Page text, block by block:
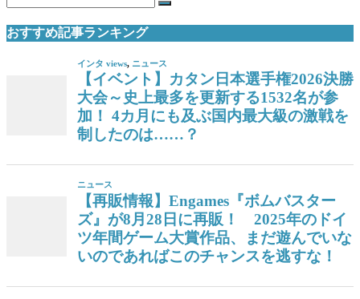
おすすめ記事ランキング
インタ views, ニュース
【イベント】カタン日本選手権2026決勝
大会～史上最多を更新する1532名が参
加！ 4カ月にも及ぶ国内最大級の激戦を
制したのは……？
ニュース
【再販情報】Engames『ボムバスター
ズ』が8月28日に再販！ 2025年のドイ
ツ年間ゲーム大賞作品、まだ遊んでいな
いのであればこのチャンスを逃すな！